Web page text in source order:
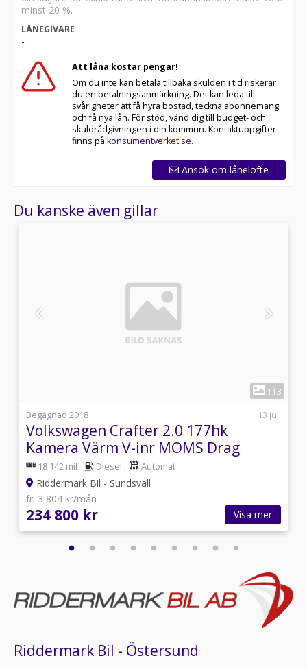
Eftersom vi har väldigt korta lagertider på våra bilar
rekommenderar vi våra kunder att ringa oss på 063-
87040 för att kontrollera att fordonet finns kvar! Vi
ordnar en finansiering som passar just dina behov och
tar gärna din bil i inbyte.
Telefontider:
Besökstider i butik:
sidospeglar,Miljöklass Euro
6,Touchskärm,Svensksåld,Sätesvärme
minst 20 %.
LÅNEGIVARE
-
Att låna kostar pengar!
Om du inte kan betala tillbaka skulden i tid riskerar
du en betalningsanmärkning. Det kan leda till
svårigheter att få hyra bostad, teckna abonnemang
och få nya lån. För stöd, vänd dig till budget- och
skuldrådgivningen i din kommun. Kontaktuppgifter
finns på konsumentverket.se.
Ansök om lånelöfte
Du kanske även gillar
113
Begagnad 2018
13 juli
Volkswagen Crafter 2.0 177hk
Kamera Värm V-inr MOMS Drag
18 142 mil Diesel Automat
Riddermark Bil - Sundsvall
fr. 3 804 kr/mån
234 800 kr Visa mer
Riddermark Bil - Östersund